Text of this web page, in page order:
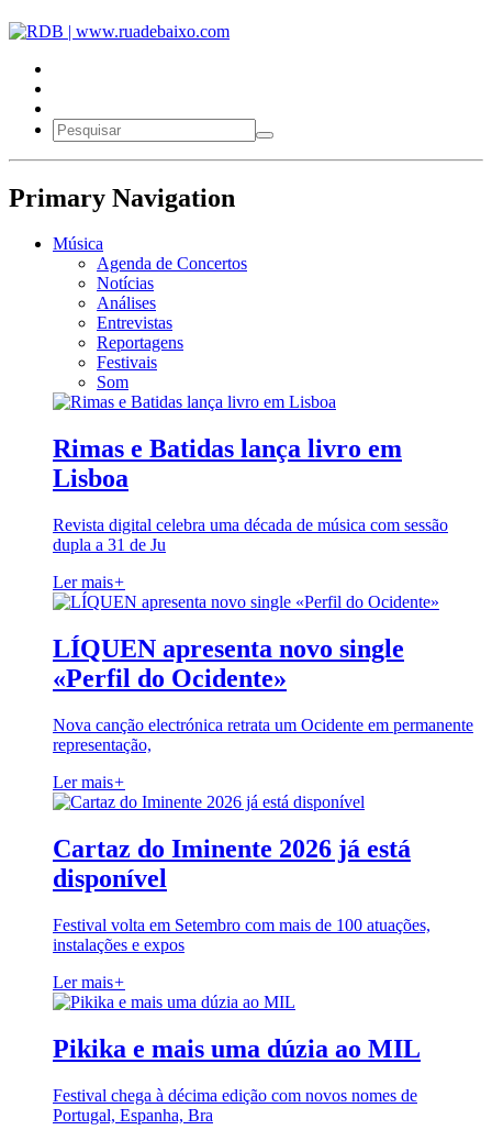
Primary Navigation
Música
Agenda de Concertos
Notícias
Análises
Entrevistas
Reportagens
Festivais
Som
Rimas e Batidas lança livro em
Lisboa
Revista digital celebra uma década de música com sessão
dupla a 31 de Ju
Ler mais+
LÍQUEN apresenta novo single
«Perfil do Ocidente»
Nova canção electrónica retrata um Ocidente em permanente
representação,
Ler mais+
Cartaz do Iminente 2026 já está
disponível
Festival volta em Setembro com mais de 100 atuações,
instalações e expos
Ler mais+
Pikika e mais uma dúzia ao MIL
Festival chega à décima edição com novos nomes de
Portugal, Espanha, Bra